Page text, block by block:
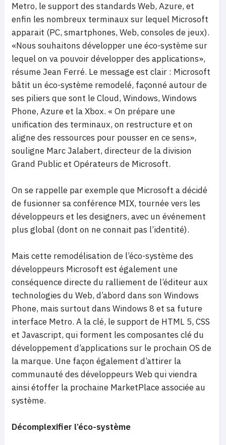
Metro, le support des standards Web, Azure, et
enfin les nombreux terminaux sur lequel Microsoft
apparait (PC, smartphones, Web, consoles de jeux).
«Nous souhaitons développer une éco-système sur
lequel on va pouvoir développer des applications»,
résume Jean Ferré. Le message est clair : Microsoft
bâtit un éco-système remodelé, façonné autour de
ses piliers que sont le Cloud, Windows, Windows
Phone, Azure et la Xbox. « On prépare une
unification des terminaux, on restructure et on
aligne des ressources pour pousser en ce sens»,
souligne Marc Jalabert, directeur de la division
Grand Public et Opérateurs de Microsoft.
On se rappelle par exemple que Microsoft a décidé
de fusionner sa conférence MIX, tournée vers les
développeurs et les designers, avec un événement
plus global (dont on ne connait pas l’identité).
Mais cette remodélisation de l’éco-système des
développeurs Microsoft est également une
conséquence directe du ralliement de l’éditeur aux
technologies du Web, d’abord dans son Windows
Phone, mais surtout dans Windows 8 et sa future
interface Metro. A la clé, le support de HTML 5, CSS
et Javascript, qui forment les composantes clé du
développement d’applications sur le prochain OS de
la marque. Une façon également d’attirer la
communauté des développeurs Web qui viendra
ainsi étoffer la prochaine MarketPlace associée au
système.
Décomplexifier l’éco-système